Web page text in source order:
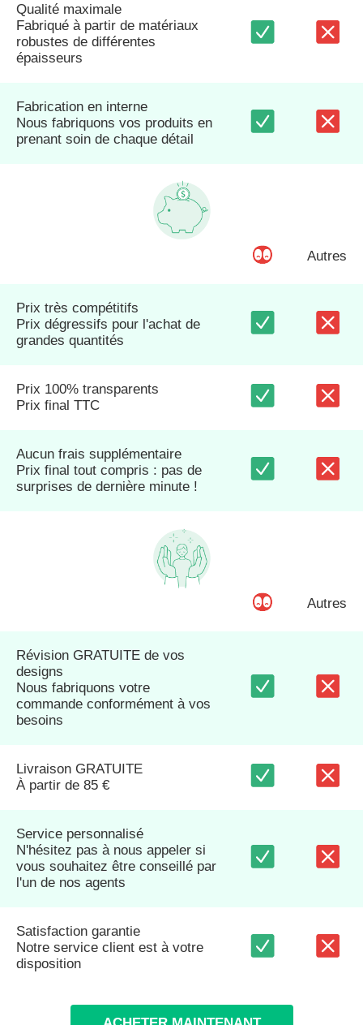
Qualité maximale
Fabriqué à partir de matériaux
robustes de différentes
épaisseurs
Fabrication en interne
Nous fabriquons vos produits en
prenant soin de chaque détail
Autres
Prix très compétitifs
Prix dégressifs pour l'achat de
grandes quantités
Prix 100% transparents
Prix final TTC
Aucun frais supplémentaire
Prix final tout compris : pas de
surprises de dernière minute !
Autres
Révision GRATUITE de vos
designs
Nous fabriquons votre
commande conformément à vos
besoins
Livraison GRATUITE
À partir de 85 €
Service personnalisé
N'hésitez pas à nous appeler si
vous souhaitez être conseillé par
l'un de nos agents
Satisfaction garantie
Notre service client est à votre
disposition